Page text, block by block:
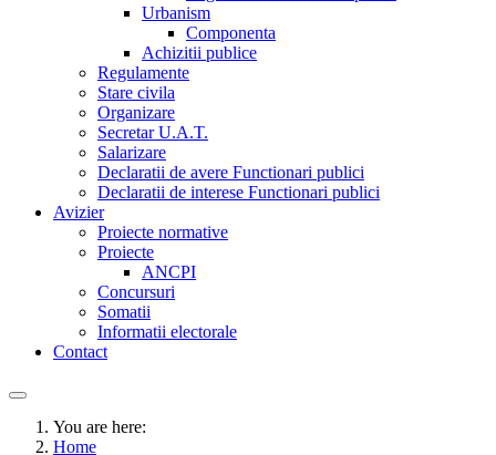
Urbanism
Componenta
Achizitii publice
Regulamente
Stare civila
Organizare
Secretar U.A.T.
Salarizare
Declaratii de avere Functionari publici
Declaratii de interese Functionari publici
Avizier
Proiecte normative
Proiecte
ANCPI
Concursuri
Somatii
Informatii electorale
Contact
You are here:
Home